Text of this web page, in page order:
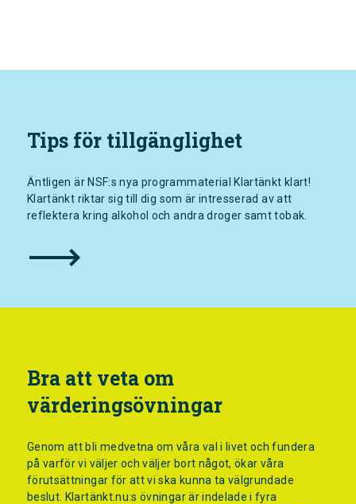
Tips för tillgänglighet
Äntligen är NSF:s nya programmaterial Klartänkt klart!
Klartänkt riktar sig till dig som är intresserad av att
reflektera kring alkohol och andra droger samt tobak.
Bra att veta om
värderingsövningar
Genom att bli medvetna om våra val i livet och fundera
på varför vi väljer och väljer bort något, ökar våra
förutsättningar för att vi ska kunna ta välgrundade
beslut. Klartänkt.nu:s övningar är indelade i fyra